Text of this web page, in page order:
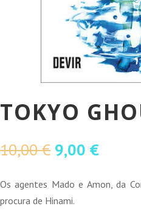
TOKYO
10,00€ O
original
era:
9,00 €O
atual
Os agentes Mado e Amon, da
procura de Hinami.